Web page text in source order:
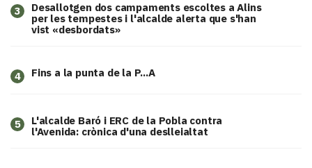
3
​Desallotgen dos campaments escoltes a Alins
per les tempestes i l'alcalde alerta que s'han
vist «desbordats»
4 Fins a la punta de la P...A
5
L'alcalde Baró i ERC de la Pobla contra
l'Avenida: crònica d'una deslleialtat